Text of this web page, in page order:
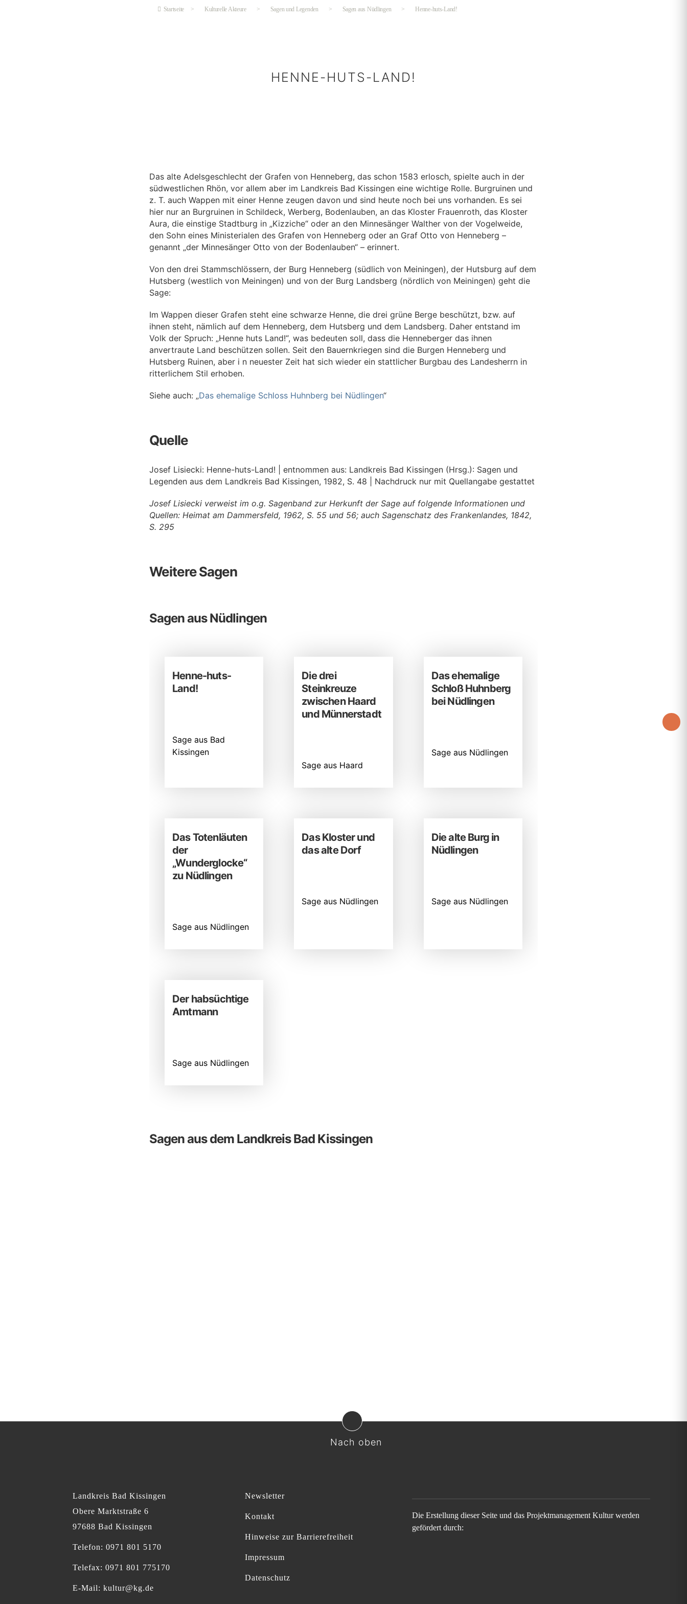
Startseite > Kulturelle Akteure > Sagen und Legenden > Sagen aus Nüdlingen > Henne-huts-Land!
HENNE-HUTS-LAND!
Das alte Adelsgeschlecht der Grafen von Henneberg, das schon 1583 erlosch, spielte auch in der
südwestlichen Rhön, vor allem aber im Landkreis Bad Kissingen eine wichtige Rolle. Burgruinen und
z. T. auch Wappen mit einer Henne zeugen davon und sind heute noch bei uns vorhanden. Es sei
hier nur an Burgruinen in Schildeck, Werberg, Bodenlauben, an das Kloster Frauenroth, das Kloster
Aura, die einstige Stadtburg in „Kizziche“ oder an den Minnesänger Walther von der Vogelweide,
den Sohn eines Ministerialen des Grafen von Henneberg oder an Graf Otto von Henneberg –
genannt „der Minnesänger Otto von der Bodenlauben“ – erinnert.
Von den drei Stammschlössern, der Burg Henneberg (südlich von Meiningen), der Hutsburg auf dem
Hutsberg (westlich von Meiningen) und von der Burg Landsberg (nördlich von Meiningen) geht die
Sage:
Im Wappen dieser Grafen steht eine schwarze Henne, die drei grüne Berge beschützt, bzw. auf
ihnen steht, nämlich auf dem Henneberg, dem Hutsberg und dem Landsberg. Daher entstand im
Volk der Spruch: „Henne huts Land!“, was bedeuten soll, dass die Henneberger das ihnen
anvertraute Land beschützen sollen. Seit den Bauernkriegen sind die Burgen Henneberg und
Hutsberg Ruinen, aber i n neuester Zeit hat sich wieder ein stattlicher Burgbau des Landesherrn in
ritterlichem Stil erhoben.
Siehe auch: „Das ehemalige Schloss Huhnberg bei Nüdlingen“
Quelle
Josef Lisiecki: Henne-huts-Land! | entnommen aus: Landkreis Bad Kissingen (Hrsg.): Sagen und
Legenden aus dem Landkreis Bad Kissingen, 1982, S. 48 | Nachdruck nur mit Quellangabe gestattet
Josef Lisiecki verweist im o.g. Sagenband zur Herkunft der Sage auf folgende Informationen und
Quellen: Heimat am Dammersfeld, 1962, S. 55 und 56; auch Sagenschatz des Frankenlandes, 1842,
S. 295
Weitere Sagen
Sagen aus Nüdlingen
Henne-huts-
Land!
Sage aus Bad
Kissingen
Die drei
Steinkreuze
zwischen Haard
und Münnerstadt
Sage aus Haard
Das ehemalige
Schloß Huhnberg
bei Nüdlingen
Sage aus Nüdlingen
Das Totenläuten
der
„Wunderglocke“
zu Nüdlingen
Sage aus Nüdlingen
Das Kloster und
das alte Dorf
Sage aus Nüdlingen
Die alte Burg in
Nüdlingen
Sage aus Nüdlingen
Der habsüchtige
Amtmann
Sage aus Nüdlingen
Sagen aus dem Landkreis Bad Kissingen
Nach oben
Landkreis Bad Kissingen
Obere Marktstraße 6
97688 Bad Kissingen
Telefon: 0971 801 5170
Telefax: 0971 801 775170
E-Mail: kultur@kg.de
Newsletter
Kontakt
Hinweise zur Barrierefreiheit
Impressum
Datenschutz
Die Erstellung dieser Seite und das Projektmanagement Kultur werden
gefördert durch: